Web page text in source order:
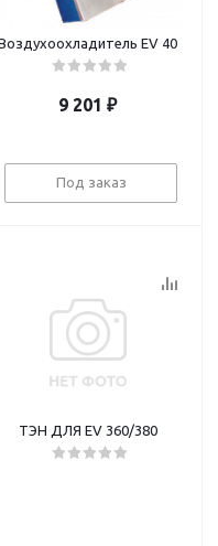
EV 40
9 201 ₽
Под заказ
ТЭН ДЛЯ EV 360/380